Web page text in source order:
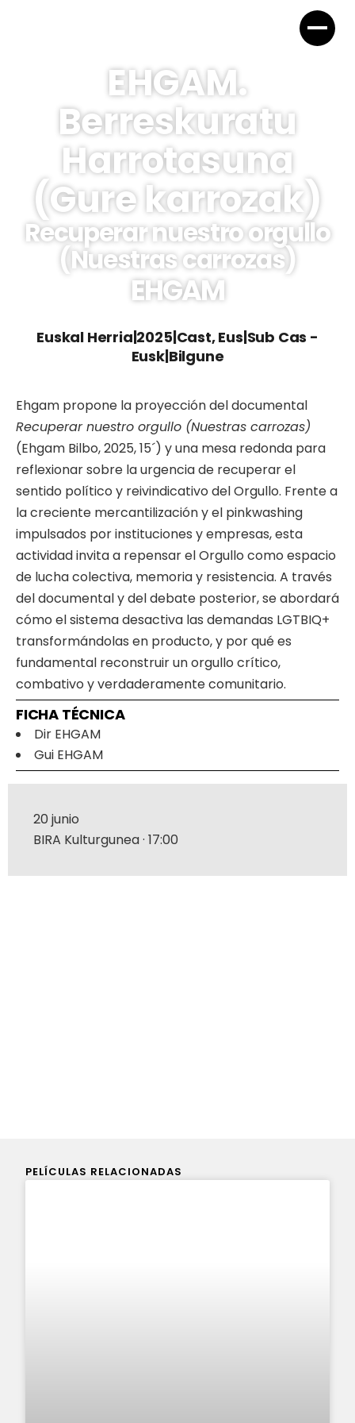
EHGAM.
Berreskuratu
Harrotasuna
(Gure karrozak)
Recuperar nuestro orgullo
(Nuestras carrozas)
EHGAM
Euskal Herria|2025|Cast, Eus|Sub Cas -
Eusk|Bilgune
Ehgam propone la proyección del documental
Recuperar nuestro orgullo (Nuestras carrozas)
(Ehgam Bilbo, 2025, 15´) y una mesa redonda para
reflexionar sobre la urgencia de recuperar el
sentido político y reivindicativo del Orgullo. Frente a
la creciente mercantilización y el pinkwashing
impulsados por instituciones y empresas, esta
actividad invita a repensar el Orgullo como espacio
de lucha colectiva, memoria y resistencia. A través
del documental y del debate posterior, se abordará
cómo el sistema desactiva las demandas LGTBIQ+
transformándolas en producto, y por qué es
fundamental reconstruir un orgullo crítico,
combativo y verdaderamente comunitario.
FICHA TÉCNICA
Dir EHGAM
Gui EHGAM
20 junio
BIRA Kulturgunea · 17:00
PELÍCULAS RELACIONADAS